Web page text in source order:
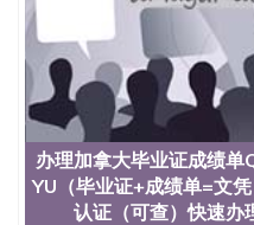
办理加拿大毕业证成绩
YU（毕业证+成绩单=文
认证（可查）快速